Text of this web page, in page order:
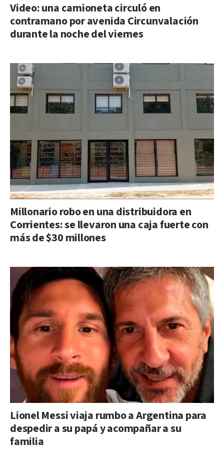
Video: una camioneta circuló en
contramano por avenida Circunvalación
durante la noche del viernes
Millonario robo en una distribuidora en
Corrientes: se llevaron una caja fuerte con
más de $30 millones
Lionel Messi viaja rumbo a Argentina para
despedir a su papá y acompañar a su
familia